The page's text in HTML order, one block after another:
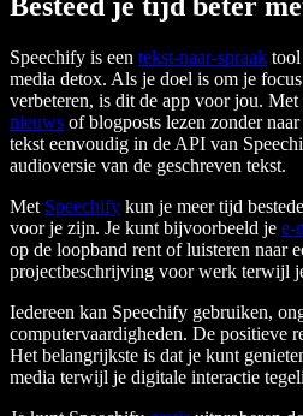
Besteed je tijd beter
Speechify is een tekst-naar-spraak tool
media detox. Als je doel is om je
verbeteren, is dit de app voor jou.
nieuws of blogposts lezen zonder
tekst eenvoudig in de API van
audioversie van de geschreven tekst.
Met Speechify kun je meer tijd
voor je zijn. Je kunt bijvoorbeeld je e-
op de loopband rent of luisteren naar
projectbeschrijving voor werk terwijl
Iedereen kan Speechify gebruiken,
computervaardigheden. De positieve
Het belangrijkste is dat je kunt
media terwijl je digitale interactie